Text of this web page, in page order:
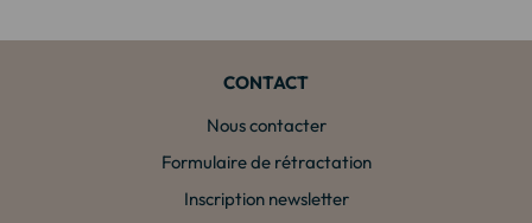
CONTACT
Nous contacter
Formulaire de rétractation
Inscription newsletter